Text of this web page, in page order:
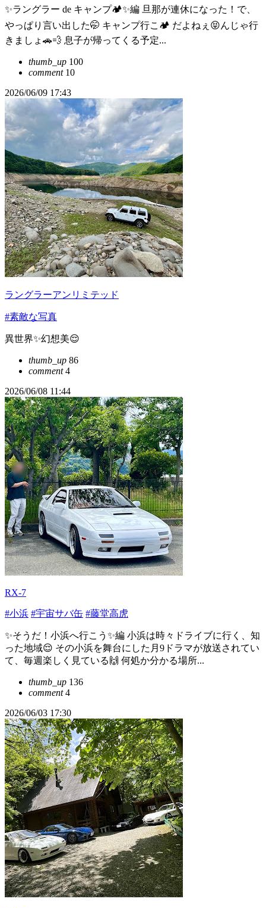
✨ラングラー de キャンプ🏕️✨編 旦那が連休になった！で、
やっぱり言い出した🤭 キャンプ行こ🏕️ だよねぇ😝んじゃ行
きましょ🚗💨 息子が帰ってくる予定...
thumb_up 100
comment10
2026/06/09 17:43
ラングラーアンリミテッド
#素敵な写真
異世界✨幻想美😌
thumb_up 86
comment4
2026/06/08 11:44
RX-7
#小浜 #宇宙サバ缶 #藤堂高虎
✨そうだ！小浜へ行こう✨編 小浜は時々ドライブに行く、知
った地域😌 その小浜を舞台にした月9ドラマが放送されてい
て、毎週楽しく見ている🙌 何処か分かる場所...
thumb_up 136
comment4
2026/06/03 17:30